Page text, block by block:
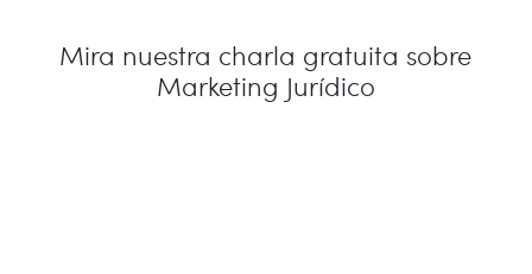
Mira nuestra charla gratuita sobre
Marketing Jurídico